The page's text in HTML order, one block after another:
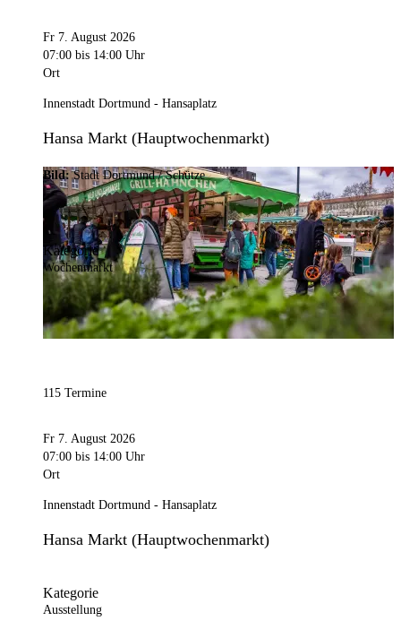
Fr 7. August 2026
07:00 bis 14:00 Uhr
Ort
Innenstadt Dortmund - Hansaplatz
Hansa Markt (Hauptwochenmarkt)
Bild:Stadt Dortmund / Schütze
Kategorie
Wochenmarkt
115 Termine
Fr 7. August 2026
07:00 bis 14:00 Uhr
Ort
Innenstadt Dortmund - Hansaplatz
Hansa Markt (Hauptwochenmarkt)
Kategorie
Ausstellung